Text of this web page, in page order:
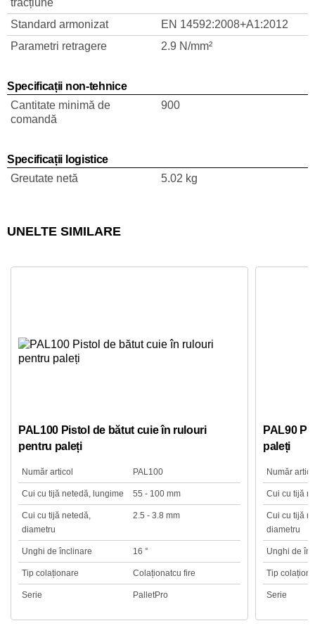
tracțiune
Standard armonizat
EN 14592:2008+A1:2012
Parametri retragere
2.9 N/mm²
Specificații non-tehnice
Cantitate minimă de
comandă
900
Specificații logistice
Greutate netă
5.02 kg
UNELTE SIMILARE
PAL100 Pistol de bătut cuie în rulouri
pentru paleți
Număr articol PAL100
Cui cu tijă netedă, lungime 55 - 100 mm
Cui cu tijă netedă,
diametru
2.5 - 3.8 mm
Unghi de înclinare 16 °
Tip colaționare Colaționatcu fire
Serie PalletPro
PAL90
paleți
Număr
Cui cu tijă
Cui cu tijă
diametru
Unghi de
Tip
Serie